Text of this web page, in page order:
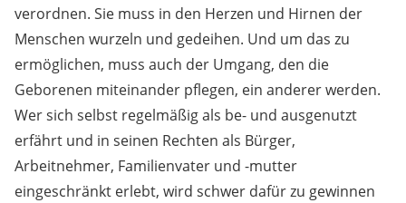
verordnen. Sie muss in den Herzen und Hirnen der
Menschen wurzeln und gedeihen. Und um das zu
ermöglichen, muss auch der Umgang, den die
Geborenen miteinander pflegen, ein anderer werden.
Wer sich selbst regelmäßig als be- und ausgenutzt
erfährt und in seinen Rechten als Bürger,
Arbeitnehmer, Familienvater und -mutter
eingeschränkt erlebt, wird schwer dafür zu gewinnen